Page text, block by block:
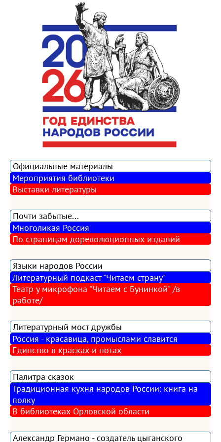
Официальные материалы
Мероприятия библиотеки
Выставки литературы
Почти забытые...
Многоликая Россия
По страницам дореволюционных изданий
Языки народов России
Литературный подкаст "Читаем страну"
Театр у микрофона "Читаем с Бунинкой" /в
работе/
Литературный мост дружбы
Россия - красавица, промыслами славится
Единство в красках и нотах
Палитра сказок
Традиционная кухня народов России: книга на
полку
В библиотеках Орловской области
Александр Германо - создатель цыганского